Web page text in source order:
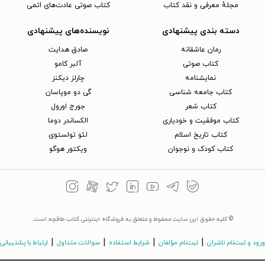
مجلهٔ معرفی و نقد کتاب
کتاب صوتی عادت‌های اتمی
دسته بندی پیشنهادی
رمان عاشقانه
کتاب‌ صوتی
نمایشنامه
کتاب جامعه شناسی
کتاب شعر
کتاب موفقیت و خودیاری
کتاب تاریخ اسلام
کتاب کودک و نوجوان
نویسنده‌های پیشنهادی
صادق هدایت
آلبر کامو
چارلز دیکنز
گی دو موپاسان
جورج اورول
الکساندر دوما
لئو تولستوی
ویکتور هوگو
© کلیه حقوق این سایت محفوظ و متعلق به فروشگاه اینترنتی کتاب طاقچه است.
ورود و ثبت‌نام ناشران ثبت‌نام مؤلفان شرایط استفاده سوالات متداول ارتباط با پشتیبانی